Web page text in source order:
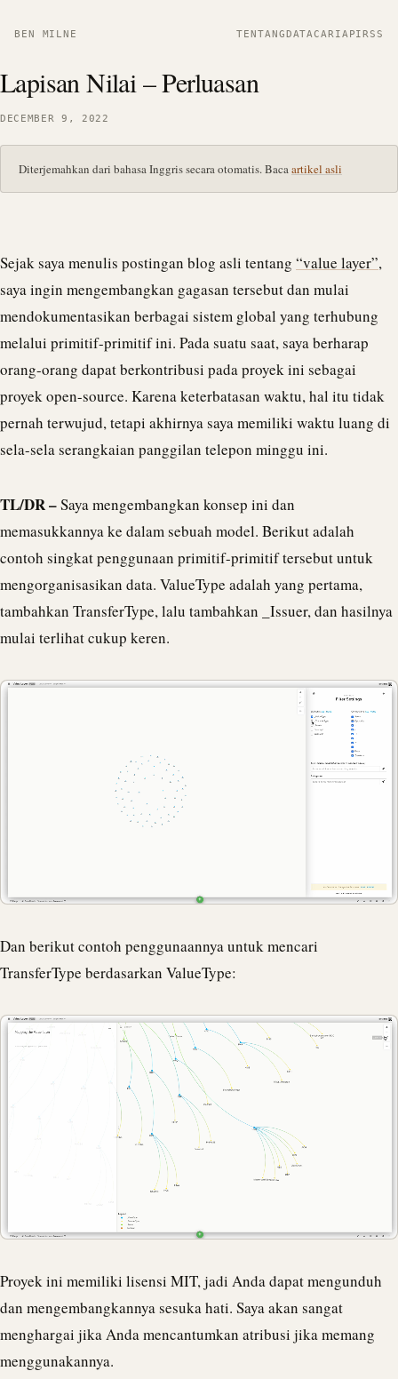
BEN MILNE TENTANGDATACARIAPIRSS
Lapisan Nilai – Perluasan
DECEMBER 9, 2022
Diterjemahkan dari bahasa Inggris secara otomatis. Bacaartikel asli
Sejak saya menulis postingan blog asli tentang “value layer”,
saya ingin mengembangkan gagasan tersebut dan mulai
mendokumentasikan berbagai sistem global yang terhubung
melalui primitif-primitif ini. Pada suatu saat, saya berharap
orang-orang dapat berkontribusi pada proyek ini sebagai
proyek open-source. Karena keterbatasan waktu, hal itu tidak
pernah terwujud, tetapi akhirnya saya memiliki waktu luang di
sela-sela serangkaian panggilan telepon minggu ini.
TL/DR –Saya mengembangkan konsep ini dan
memasukkannya ke dalam sebuah model. Berikut adalah
contoh singkat penggunaan primitif-primitif tersebut untuk
mengorganisasikan data. ValueType adalah yang pertama,
tambahkan TransferType, lalu tambahkan _Issuer, dan hasilnya
mulai terlihat cukup keren.
Dan berikut contoh penggunaannya untuk mencari
TransferType berdasarkan ValueType:
Proyek ini memiliki lisensi MIT, jadi Anda dapat mengunduh
dan mengembangkannya sesuka hati. Saya akan sangat
menghargai jika Anda mencantumkan atribusi jika memang
menggunakannya.